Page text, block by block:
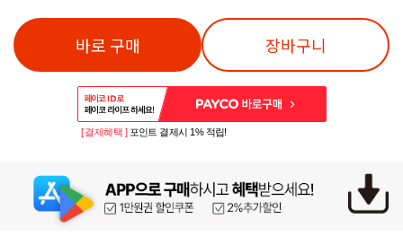
바로 구매 장바구니
[ 결제혜택 ] 포인트 결제시 1% 적립!